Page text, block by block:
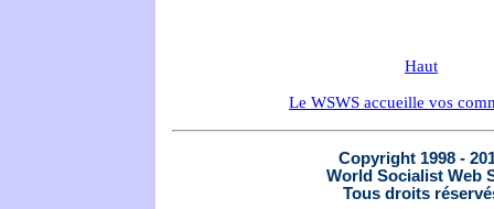
Haut
Le WSWS accueille vos
Copyright 1998 -
World Socialist Web
Tous droits